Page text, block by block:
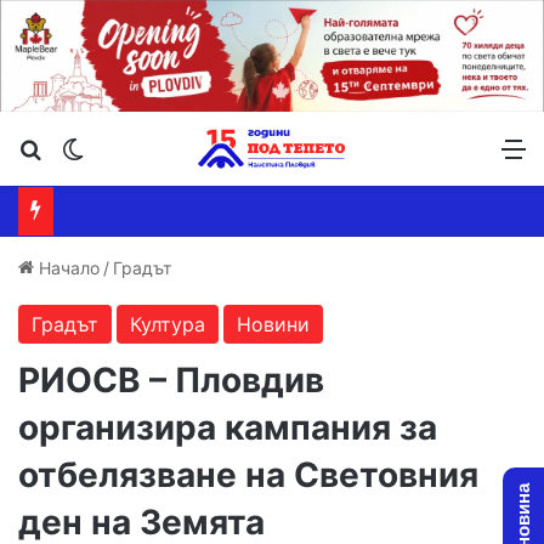
Търсене ...
Начало / Градът
Градът Култура Новини
РИОСВ – Пловдив
организира кампания за
отбелязване на Световния
ден на Земята